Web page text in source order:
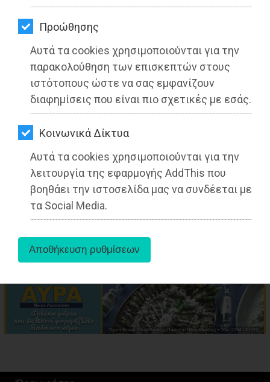
Προώθησης
Αυτά τα cookies χρησιμοποιούνται για την
παρακολούθηση των επισκεπτών στους
ιστότοπους ώστε να σας εμφανίζουν
διαφημίσεις που είναι πιο σχετικές με εσάς.
Kοινωνικά Δίκτυα
Αυτά τα cookies χρησιμοποιούνται για την
λειτουργία της εφαρμογής AddThis που
βοηθάει την ιστοσελίδα μας να συνδέεται με
τα Social Media.
ΚΑΤΟΙΚΙΔΙΟ
ΑΓΓΕΛΙΕΣ
ΕΦΗΜΕΡΙΔΕΣ
OΔΗΓΟΣ
ΑΓΟΡΑΣ
ΨΙΘΥΡΟΙ
ΑΠΟΣΤΟΛΗ
ΑΡΘΡΩΝ
17-06-2021
Από τo Dimotisnews
aboutus
https://www.kathimerini.gr/society/561402778/stin-komision-
to-zitima-gia-ton-schinia/?fbclid=IwAR2_l